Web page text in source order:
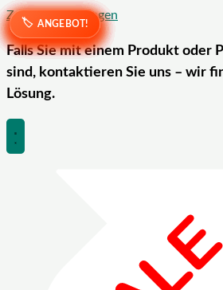
Zum Inhalt springen
Falls Sie mit einem Produkt oder
sind, kontaktieren Sie uns – wir
Lösung.
ANGEBOT!
ANGEBOT!
ANGEBOT!
ANGEBOT!
ANGEBOT!
ANGEBOT!
ANGEBOT!
ANGEBOT!
ANGEBOT!
ANGEBOT!
ANGEBOT!
ANGEBOT!